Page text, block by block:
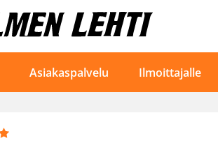
Asiakaspalvelu Ilmoittajalle